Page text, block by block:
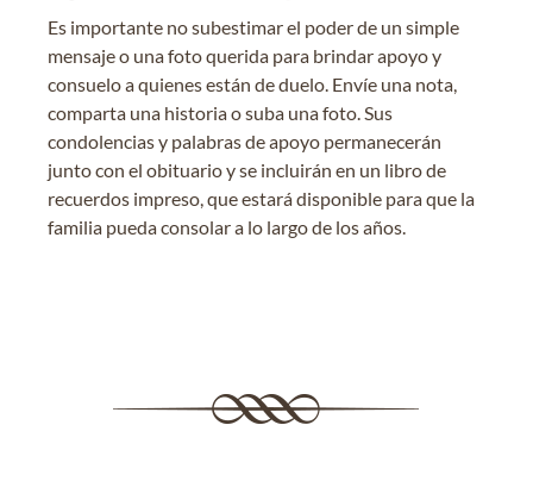
Es importante no subestimar el poder de un simple
mensaje o una foto querida para brindar apoyo y
consuelo a quienes están de duelo. Envíe una nota,
comparta una historia o suba una foto. Sus
condolencias y palabras de apoyo permanecerán
junto con el obituario y se incluirán en un libro de
recuerdos impreso, que estará disponible para que la
familia pueda consolar a lo largo de los años.